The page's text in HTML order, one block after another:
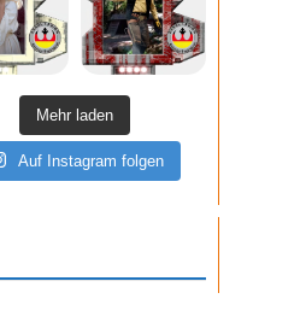
Mehr laden
Auf Instagram folgen